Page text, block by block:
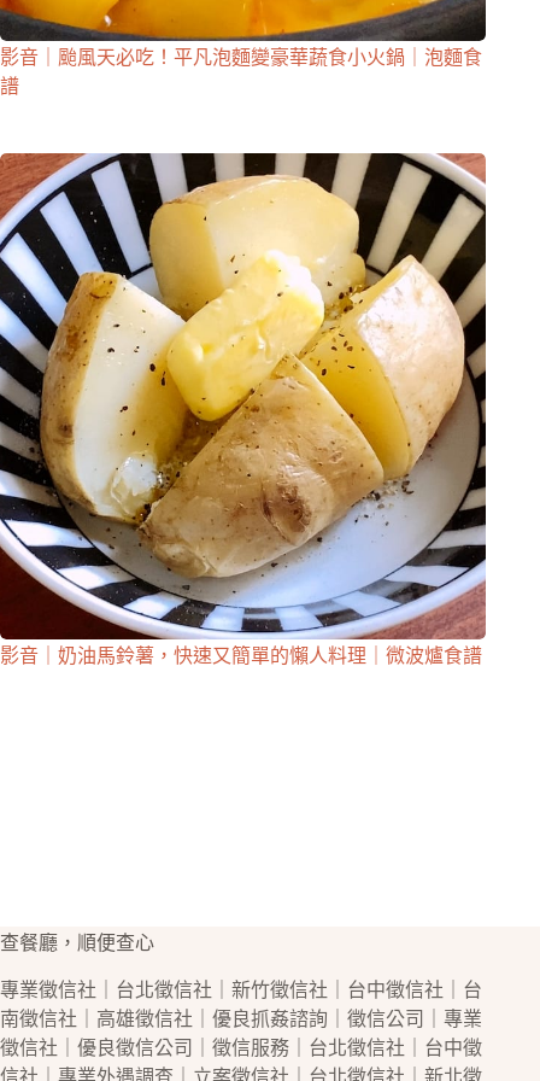
影音｜颱風天必吃！平凡泡麵變豪華蔬食小火鍋｜泡麵食
譜
影音｜奶油馬鈴薯，快速又簡單的懶人料理｜微波爐食譜
查餐廳，順便查心
專業徵信社 台北徵信社 新竹徵信社 台中徵信社
台
南徵信社
高雄徵信社 ｜優良抓姦諮詢｜ 徵信公司
｜專業
徵信社 ｜優良徵信公司 徵信服務｜ 台北徵信社
台中徵
信社 ｜專業外遇調查｜立案徵信社 台北徵信社 新北徵